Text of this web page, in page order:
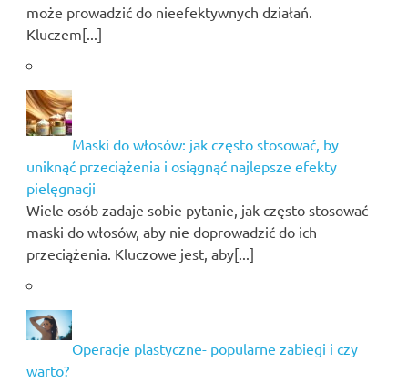
może prowadzić do nieefektywnych działań.
Kluczem[...]
Maski do włosów: jak często stosować, by
uniknąć przeciążenia i osiągnąć najlepsze efekty
pielęgnacji
Wiele osób zadaje sobie pytanie, jak często stosować
maski do włosów, aby nie doprowadzić do ich
przeciążenia. Kluczowe jest, aby[...]
Operacje plastyczne- popularne zabiegi i czy
warto?